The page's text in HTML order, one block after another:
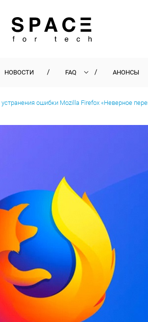
НОВОСТИ FAQ АНОНСЫ
ошибки Mozilla Firefox «Неверное